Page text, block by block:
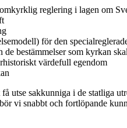
reglering i lagen om
för den
bestämmelser som kyrkan
värdefull egendom
utse sakkunniga i de statliga
vi snabbt och fortlöpande